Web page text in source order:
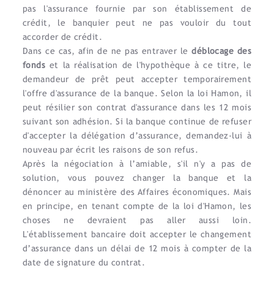
pas l'assurance fournie par son établissement de
crédit, le banquier peut ne pas vouloir du tout
accorder de crédit.
Dans ce cas, afin de ne pas entraver ledéblocage des
fonds et la réalisation de l'hypothèque à ce titre, le
demandeur de prêt peut accepter temporairement
l'offre d'assurance de la banque. Selon la loi Hamon, il
peut résilier son contrat d'assurance dans les 12 mois
suivant son adhésion. Si la banque continue de refuser
d'accepter la délégation d’assurance, demandez-lui à
nouveau par écrit les raisons de son refus.
Après la négociation à l’amiable, s'il n'y a pas de
solution, vous pouvez changer la banque et la
dénoncer au ministère des Affaires économiques. Mais
en principe, en tenant compte de la loi d'Hamon, les
choses ne devraient pas aller aussi loin.
L'établissement bancaire doit accepter le changement
d’assurance dans un délai de 12 mois à compter de la
date de signature du contrat.